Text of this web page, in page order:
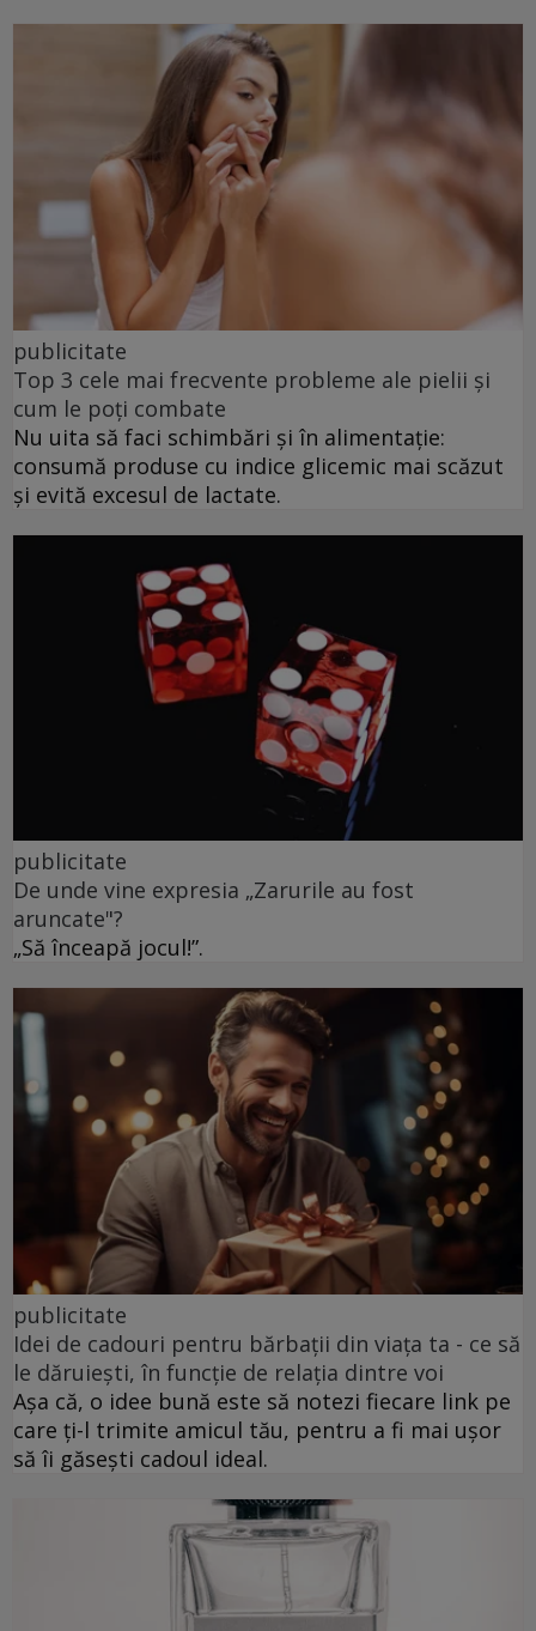
publicitate
Top 3 cele mai frecvente probleme ale pielii și
cum le poți combate
Nu uita să faci schimbări și în alimentație:
consumă produse cu indice glicemic mai scăzut
și evită excesul de lactate.
publicitate
De unde vine expresia „Zarurile au fost
aruncate"?
„Să înceapă jocul!”.
publicitate
Idei de cadouri pentru bărbații din viața ta - ce să
le dăruiești, în funcție de relația dintre voi
Așa că, o idee bună este să notezi fiecare link pe
care ți-l trimite amicul tău, pentru a fi mai ușor
să îi găsești cadoul ideal.